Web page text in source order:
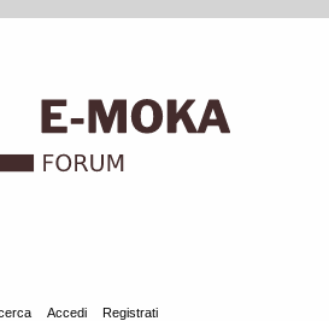
Accedi Registrati